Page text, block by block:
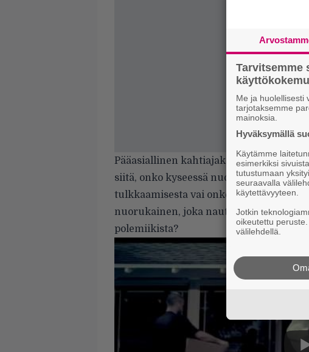
Pääasiallinen kahtiajako räppäriä
siitä, onko kyseessä nuoren ihmisen
tulkkaamisesta vai onko Tyler
nuorukainen, joka nauttii
polemiikista?
Tarvitsemme
Me ja huolellisesti
tarjotaksemme
mainoksia.
Hyväksymällä
Käytämme
esimerkiksi
tutustumaan
seuraavalla
käytettävyyteen.
Jotkin
oikeutettu
välilehdellä.